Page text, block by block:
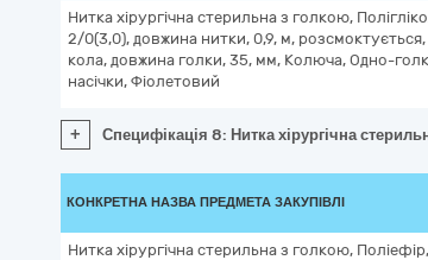
Нитка хірургічна стерильна з голкою,
2/0(3,0), довжина нитки, 0,9, м,
кола, довжина голки, 35, мм, Колюча, Одно-
насічки, Фіолетовий
+ Специфікація 8: Нитка хірургічна
КОНКРЕТНА НАЗВА ПРЕДМЕТА ЗАКУПІВЛІ
Нитка хірургічна стерильна з голкою,